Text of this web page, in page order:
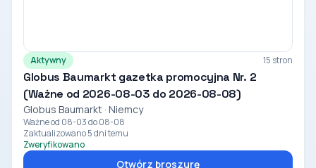
Aktywny 15 stron
Globus Baumarkt gazetka promocyjna Nr. 2
(Ważne od 2026-08-03 do 2026-08-08)
Globus Baumarkt · Niemcy
Ważne od 08-03 do 08-08
Zaktualizowano 5 dni temu
Zweryfikowano
Otwórz broszurę